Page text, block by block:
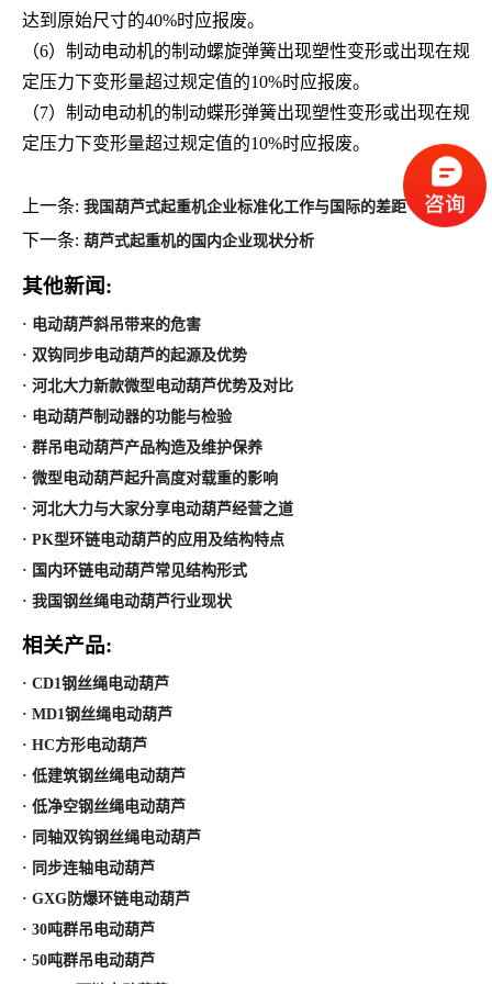
达到原始尺寸的40%时应报废。
（6）制动电动机的制动螺旋弹簧出现塑性变形或出现在规
定压力下变形量超过规定值的10%时应报废。
（7）制动电动机的制动蝶形弹簧出现塑性变形或出现在规
定压力下变形量超过规定值的10%时应报废。
上一条: 我国葫芦式起重机企业标准化工作与国际的差距
下一条: 葫芦式起重机的国内企业现状分析
其他新闻:
· 电动葫芦斜吊带来的危害
· 双钩同步电动葫芦的起源及优势
· 河北大力新款微型电动葫芦优势及对比
· 电动葫芦制动器的功能与检验
· 群吊电动葫芦产品构造及维护保养
· 微型电动葫芦起升高度对载重的影响
· 河北大力与大家分享电动葫芦经营之道
· PK型环链电动葫芦的应用及结构特点
· 国内环链电动葫芦常见结构形式
· 我国钢丝绳电动葫芦行业现状
相关产品:
· CD1钢丝绳电动葫芦
· MD1钢丝绳电动葫芦
· HC方形电动葫芦
· 低建筑钢丝绳电动葫芦
· 低净空钢丝绳电动葫芦
· 同轴双钩钢丝绳电动葫芦
· 同步连轴电动葫芦
· GXG防爆环链电动葫芦
· 30吨群吊电动葫芦
· 50吨群吊电动葫芦